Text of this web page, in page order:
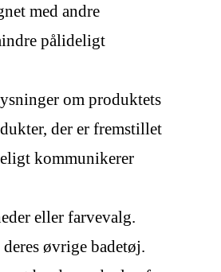
med andre
pålideligt
om produktets
der er fremstillet
kommunikerer
eller farvevalg.
øvrige badetøj.